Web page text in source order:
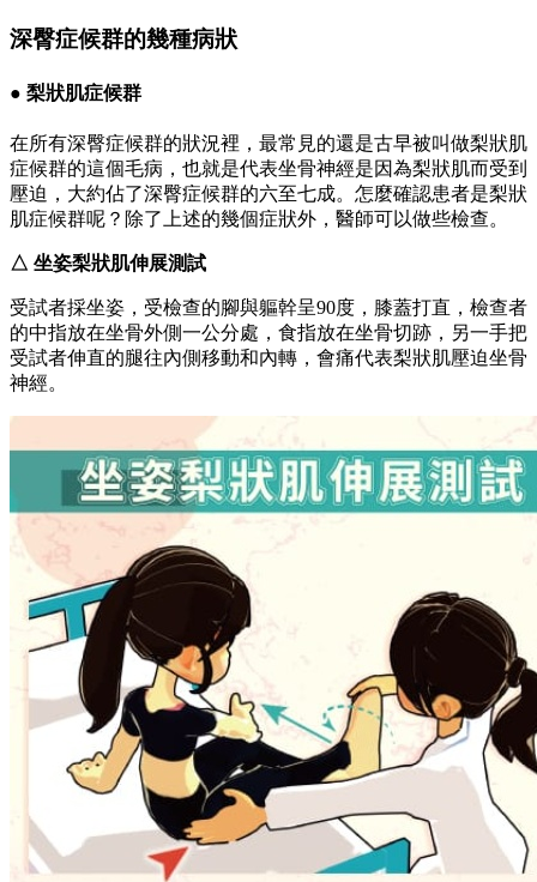
深臀症候群的幾種病狀
● 梨狀肌症候群
在所有深臀症候群的狀況裡，最常見的還是古早被叫做梨狀肌
症候群的這個毛病，也就是代表坐骨神經是因為梨狀肌而受到
壓迫，大約佔了深臀症候群的六至七成。怎麼確認患者是梨狀
肌症候群呢？除了上述的幾個症狀外，醫師可以做些檢查。
△ 坐姿梨狀肌伸展測試
受試者採坐姿，受檢查的腳與軀幹呈90度，膝蓋打直，檢查者
的中指放在坐骨外側一公分處，食指放在坐骨切跡，另一手把
受試者伸直的腿往內側移動和內轉，會痛代表梨狀肌壓迫坐骨
神經。